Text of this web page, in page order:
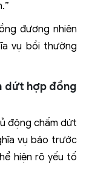
đương nhiên
vụ bồi thường
dứt hợp đồng
động chấm dứt
vụ báo trước
hiện rõ yếu tố